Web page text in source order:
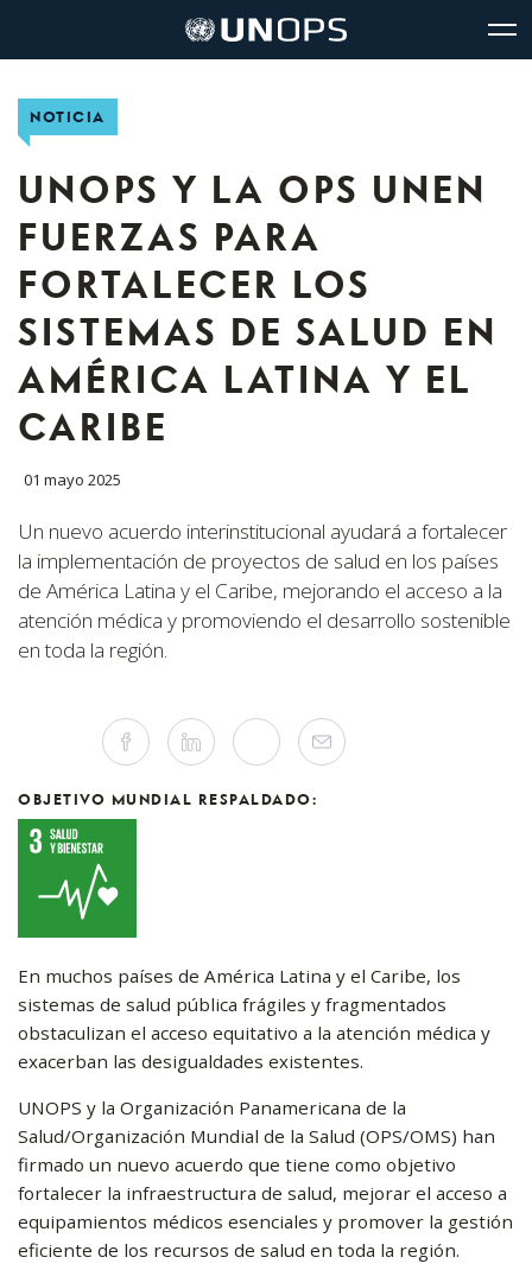
Logo
de
UNOPS
Office
Services
NOTICIA
UNOPS Y LA OPS UNEN
FUERZAS PARA
FORTALECER LOS
SISTEMAS DE SALUD EN
AMÉRICA LATINA Y EL
CARIBE
01 mayo 2025
Un nuevo acuerdo interinstitucional ayudará a fortalecer
la implementación de proyectos de salud en los países
de América Latina y el Caribe, mejorando el acceso a la
atención médica y promoviendo el desarrollo sostenible
en toda la región.
Compartir
este
artículo
las
redes
FacebookLinkedin Twitter Mail
OBJETIVO MUNDIAL RESPALDADO:
En muchos países de América Latina y el Caribe, los
sistemas de salud pública frágiles y fragmentados
obstaculizan el acceso equitativo a la atención médica y
exacerban las desigualdades existentes.
UNOPS y la Organización Panamericana de la
Salud/Organización Mundial de la Salud (OPS/OMS) han
firmado un nuevo acuerdo que tiene como objetivo
fortalecer la infraestructura de salud, mejorar el acceso a
equipamientos médicos esenciales y promover la gestión
eficiente de los recursos de salud en toda la región.